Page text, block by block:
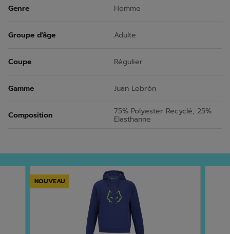
Genre Homme
Groupe d'âge Adulte
Coupe Régulier
Gamme Juan Lebrón
Composition 75% Polyester Recyclé, 25%
Elasthanne
NOUVEAU